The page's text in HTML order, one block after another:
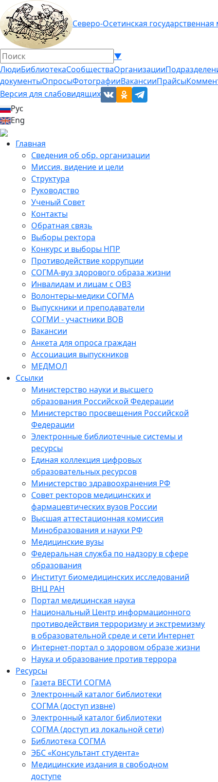
Северо-Осетинская
▼
ЛюдиБиблиотекаСообществаОрганизации
документыОпросыФотографииВакансииПрайсы
Версия для слабовидящих
Рус
Eng
Главная
Сведения об обр. организации
Миссия, видение и цели
Структура
Руководство
Ученый Совет
Контакты
Обратная связь
Выборы ректора
Конкурс и выборы НПР
Противодействие коррупции
СОГМА-вуз здорового образа жизни
Инвалидам и лицам с ОВЗ
Волонтеры-медики СОГМА
Выпускники и преподаватели
СОГМИ - участники ВОВ
Вакансии
Анкета для опроса граждан
Ассоциация выпускников
МЕДМОЛ
Ссылки
Министерство науки и высшего
образования Российской Федерации
Министерство просвещения Российской
Федерации
Электронные библиотечные системы и
ресурсы
Единая коллекция цифровых
образовательных ресурсов
Министерство здравоохранения РФ
Совет ректоров медицинских и
фармацевтических вузов России
Высшая аттестационная комиссия
Минобразования и науки РФ
Медицинские вузы
Федеральная служба по надзору в сфере
образования
Институт биомедицинских исследований
ВНЦ РАН
Портал медицинская наука
Национальный Центр информационного
противодействия терроризму и экстремизму
в образовательной среде и сети Интернет
Интернет-портал о здоровом образе жизни
Наука и образование против террора
Ресурсы
Газета ВЕСТИ СОГМА
Электронный каталог библиотеки
СОГМА (доступ извне)
Электронный каталог библиотеки
СОГМА (доступ из локальной сети)
Библиотека СОГМА
ЭБС «Консультант студента»
Медицинские издания в свободном
доступе